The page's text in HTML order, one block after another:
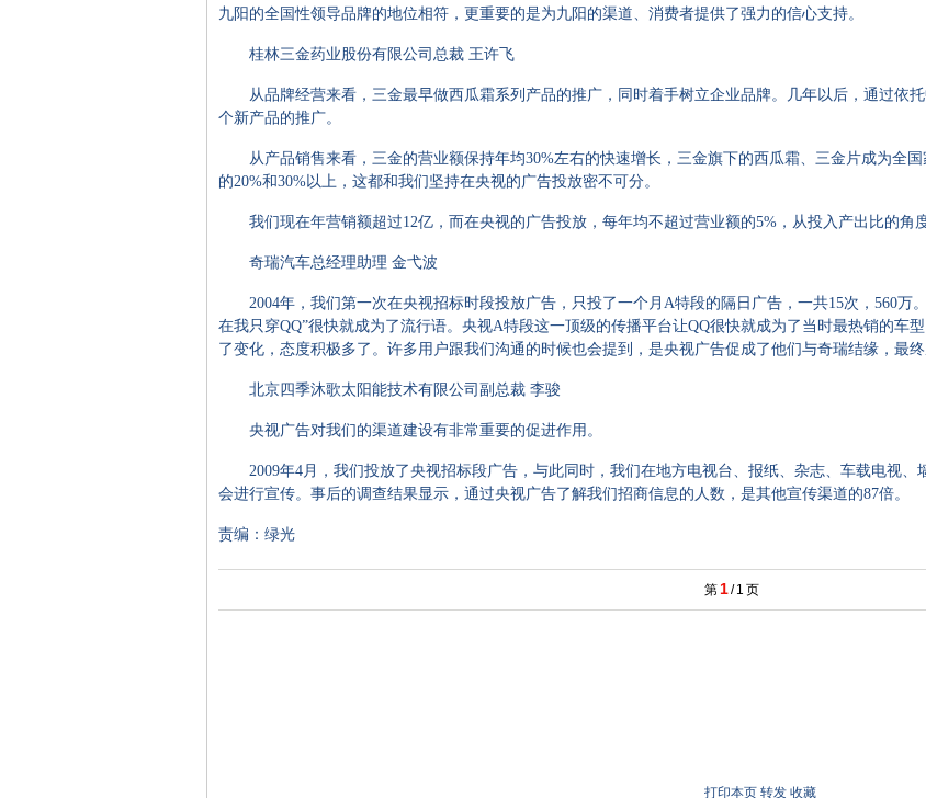
九阳的全国性领导品牌的地位相符，更重要的是为九阳的渠道、消费者提供了强力的信心支持。
桂林三金药业股份有限公司总裁 王许飞
从品牌经营来看，三金最早做西瓜霜系列产品的推广，同时着手树立企业品牌。几年以后，通过依
个新产品的推广。
从产品销售来看，三金的营业额保持年均30%左右的快速增长，三金旗下的西瓜霜、三金片成为全国
的20%和30%以上，这都和我们坚持在央视的广告投放密不可分。
我们现在年营销额超过12亿，而在央视的广告投放，每年均不超过营业额的5%，从投入产出比的角
奇瑞汽车总经理助理 金弋波
2004年，我们第一次在央视招标时段投放广告，只投了一个月A特段的隔日广告，一共15次，560万
在我只穿QQ”很快就成为了流行语。央视A特段这一顶级的传播平台让QQ很快就成为了当时最热销的车
了变化，态度积极多了。许多用户跟我们沟通的时候也会提到，是央视广告促成了他们与奇瑞结缘，最终
北京四季沐歌太阳能技术有限公司副总裁 李骏
央视广告对我们的渠道建设有非常重要的促进作用。
2009年4月，我们投放了央视招标段广告，与此同时，我们在地方电视台、报纸、杂志、车载电视、
会进行宣传。事后的调查结果显示，通过央视广告了解我们招商信息的人数，是其他宣传渠道的87倍。
责编：绿光
第 1/ 1 页
打印本页 转发 收藏